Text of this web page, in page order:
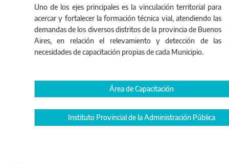
Uno de los ejes principales es la vinculación territorial para
acercar y fortalecer la formación técnica vial, atendiendo las
demandas de los diversos distritos de la provincia de Buenos
Aires, en relación el relevamiento y detección de las
necesidades de capacitación propias de cada Municipio.
Área de Capacitación
Instituto Provincial de la Administración Pública